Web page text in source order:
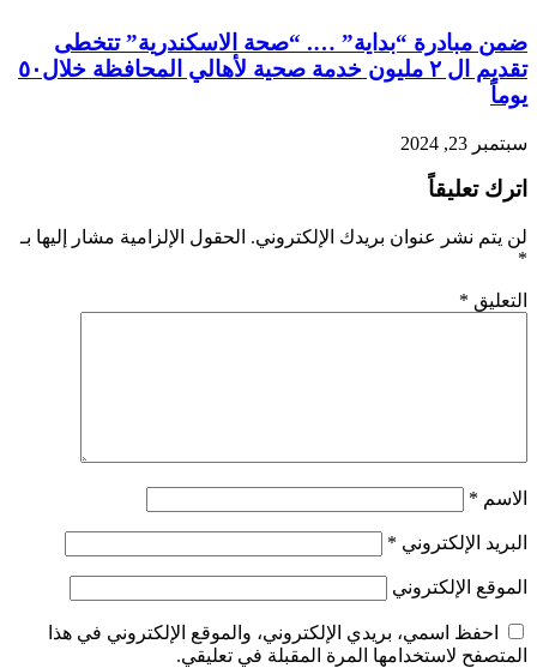
ضمن مبادرة “بداية” …. “صحة الاسكندرية” تتخطى
تقديم ال ٢ مليون خدمة صحية لأهالي المحافظة خلال٥٠
يوماً
سبتمبر 23, 2024
اترك تعليقاً
لن يتم نشر عنوان بريدك الإلكتروني. الحقول الإلزامية مشار إليها بـ
*
التعليق *
الاسم *
البريد الإلكتروني *
الموقع الإلكتروني
احفظ اسمي، بريدي الإلكتروني، والموقع الإلكتروني في هذا
المتصفح لاستخدامها المرة المقبلة في تعليقي.